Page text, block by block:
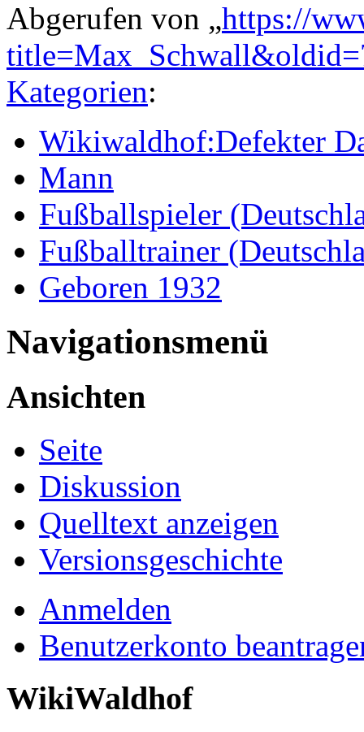
Abgerufen von „https://
Kategorien:
Wikiwaldhof:Defekter
Mann
Fußballspieler
Fußballtrainer
Geboren 1932
Navigationsmenü
Ansichten
Seite
Diskussion
Quelltext anzeigen
Versionsgeschichte
Anmelden
Benutzerkonto
WikiWaldhof